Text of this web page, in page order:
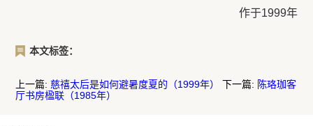
作于1999年
本文标签：
上一篇:慈禧太后是如何避暑度夏的（1999年） 下一篇: 陈珞珈客
厅书房楹联（1985年）